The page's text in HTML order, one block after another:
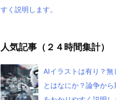
すく説明します。
人気記事（２４時間集計）
AIイラストは有り？
とはなにか？論争から